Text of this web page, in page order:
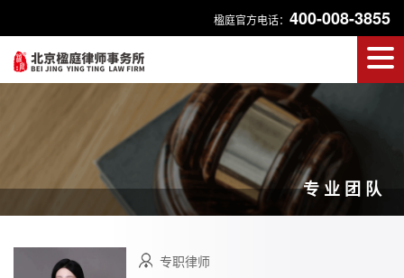
楹庭官方电话： 400-008-3855
专业团队
专职律师